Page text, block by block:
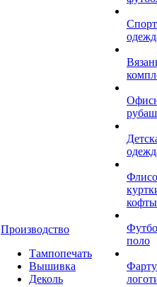
Производство
Тампопечать
Вышивка
Деколь
кофты
поло